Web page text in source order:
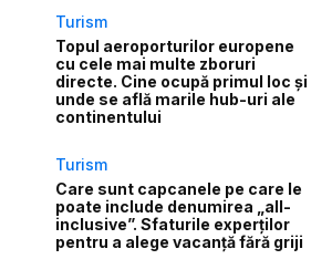
Turism
Topul aeroporturilor europene
cu cele mai multe zboruri
directe. Cine ocupă primul loc și
unde se află marile hub-uri ale
continentului
Turism
Care sunt capcanele pe care le
poate include denumirea „all-
inclusive”. Sfaturile experților
pentru a alege vacanță fără griji